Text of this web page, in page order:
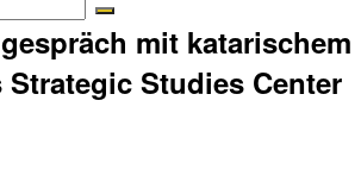
mit katarischem
Studies Center